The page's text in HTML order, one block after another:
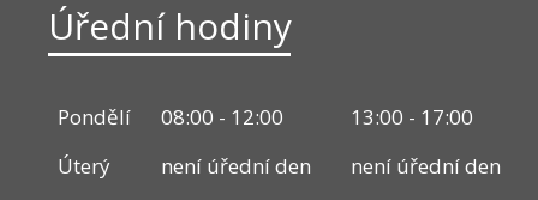
Úřední hodiny
Pondělí 08:00 - 12:00
13:00 - 17:00
Úterý
není úřední den
není úřední den